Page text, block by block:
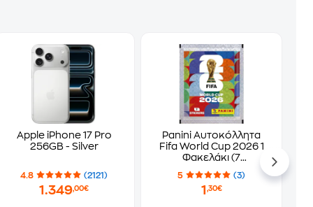
Apple iPhone 17 Pro
256GB - Silver
4.8 (2121)
1.349,00€
Panini Αυτοκόλλητα
Fifa World Cup 2026 1
Φακελάκι (7
Αυτοκόλλητα)
5 (3)
1 ,30€